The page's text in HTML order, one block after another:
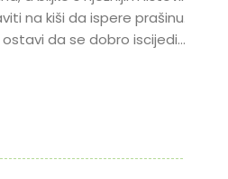
na kiši da ispere prašinu.
da se dobro iscijedi…